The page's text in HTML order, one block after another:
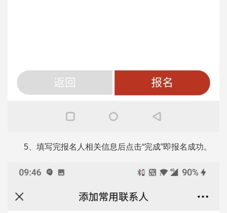
5、填写完报名人相关信息后点击“完成”即报名成功。